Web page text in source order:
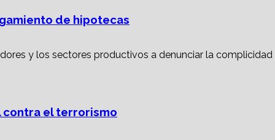
de hipotecas
contra el terrorismo